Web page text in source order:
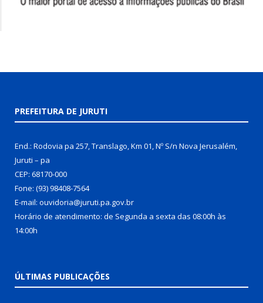
PREFEITURA DE JURUTI
End.: Rodovia pa 257, Translago, Km 01, Nº S/n Nova Jerusalém,
Juruti – pa
CEP: 68170-000
Fone: (93) 98408-7564
E-mail: ouvidoria@juruti.pa.gov.br
Horário de atendimento: de Segunda a sexta das 08:00h às
14:00h
ÚLTIMAS PUBLICAÇÕES